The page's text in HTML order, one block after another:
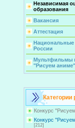
Независимая
образования
Вакансия
Аттестация
Национальные
России
Мультфильмы
"Рисуем
Категории
Конкурс
Конкурс
[212]